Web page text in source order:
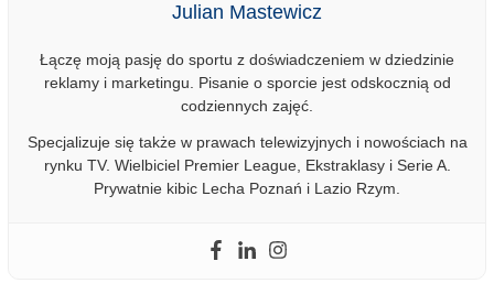
Julian Mastewicz
Łączę moją pasję do sportu z doświadczeniem w dziedzinie
reklamy i marketingu. Pisanie o sporcie jest odskocznią od
codziennych zajęć.
Specjalizuje się także w prawach telewizyjnych i nowościach na
rynku TV. Wielbiciel Premier League, Ekstraklasy i Serie A.
Prywatnie kibic Lecha Poznań i Lazio Rzym.